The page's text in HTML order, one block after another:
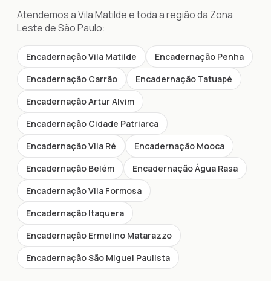
Atendemos a Vila Matilde e toda a região da Zona
Leste de São Paulo:
Encadernação Vila Matilde
Encadernação Penha
Encadernação Carrão
Encadernação Tatuapé
Encadernação Artur Alvim
Encadernação Cidade Patriarca
Encadernação Vila Ré
Encadernação Mooca
Encadernação Belém
Encadernação Água Rasa
Encadernação Vila Formosa
Encadernação Itaquera
Encadernação Ermelino Matarazzo
Encadernação São Miguel Paulista